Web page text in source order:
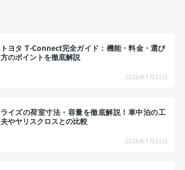
トヨタ T-Connect完全ガイド：機能・料金・選び
方のポイントを徹底解説
2026年7月21日
ライズの荷室寸法・容量を徹底解説！車中泊の工
夫やヤリスクロスとの比較
2026年7月21日